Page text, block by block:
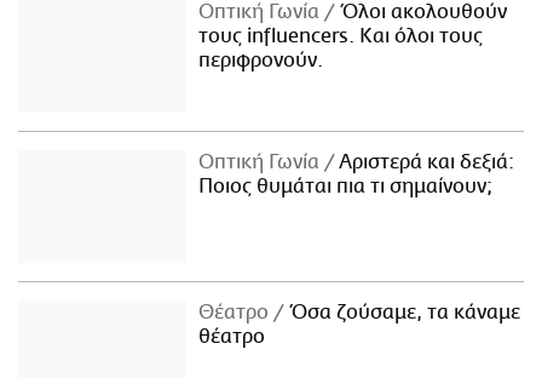
Οπτική Γωνία
Όλοι ακολουθούν
τους influencers. Και όλοι τους
περιφρονούν.
Οπτική Γωνία
Αριστερά και δεξιά:
Ποιος θυμάται πια τι σημαίνουν;
Θέατρο
Όσα ζούσαμε, τα κάναμε
θέατρο